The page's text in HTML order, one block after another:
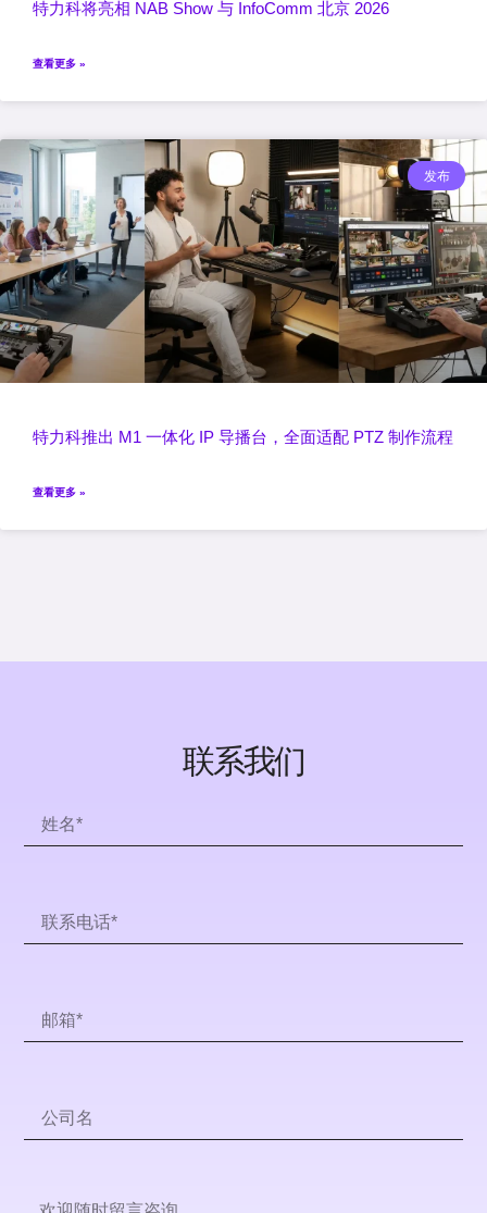
特力科将亮相 NAB Show 与 InfoComm 北京 2026
查看更多 »
发布
特力科推出 M1 一体化 IP 导播台，全面适配 PTZ 制作流程
查看更多 »
联系我们